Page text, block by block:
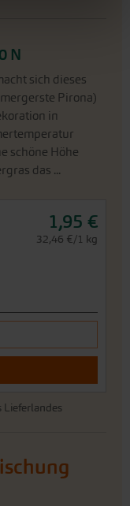
N
sich dieses
Pirona)
in
schöne Höhe
das ...
1,95 €
32,46 €/1 kg
Lieferlandes